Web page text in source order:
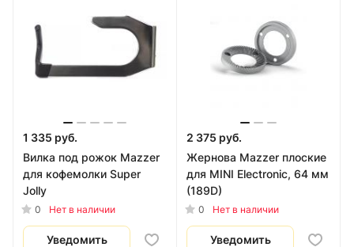
1 335 руб.
Вилка под рожок Mazzer
для кофемолки Super
Jolly
0 Нет в наличии
Уведомить
2 375 руб.
Жернова Mazzer плоские
для MINI Electronic, 64 мм
(189D)
0 Нет в наличии
Уведомить